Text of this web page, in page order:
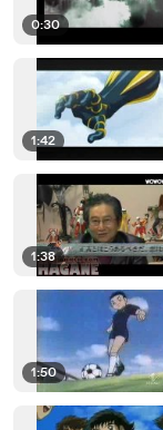
0:30
1:42
1:38
1:50